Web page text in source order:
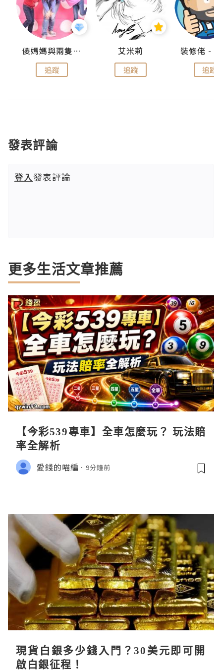
儍媽媽與兩隻小魔怪之家
追蹤
艾米莉
追蹤 追蹤
發表評論
登入發表評論
更多生活文章推薦
【今彩539專車】全車怎麼玩？ 玩法賠
率全解析
愛錢的喵編 9分鐘前
現貨白銀多少錢入門？30美元即可開
啟白銀征程！